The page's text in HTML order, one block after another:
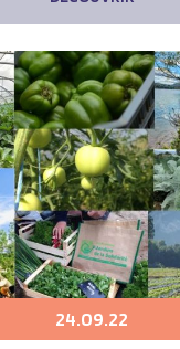
24.09.22